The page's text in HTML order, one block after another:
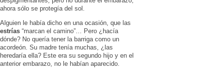
ahora sólo se protegía del sol.
Alguien le había dicho en una ocasión, que las
estrías “marcan el camino”… Pero ¿hacía
dónde? No quería tener la barriga como un
acordeón. Su madre tenía muchas, ¿las
heredaría ella? Este era su segundo hijo y en el
anterior embarazo, no le habían aparecido.